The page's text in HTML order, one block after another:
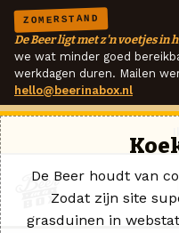
ZOMERSTAND
De Beer ligt met z'n voetjes in
we wat minder goed
werkdagen duren. Mailen
hello@beerinabox.nl
De Beer houdt van
Zodat zijn site
grasduinen in